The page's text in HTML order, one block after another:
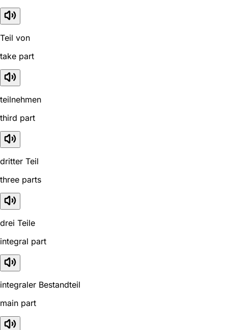
Teil von
take part
teilnehmen
third part
dritter Teil
three parts
drei Teile
integral part
integraler Bestandteil
main part